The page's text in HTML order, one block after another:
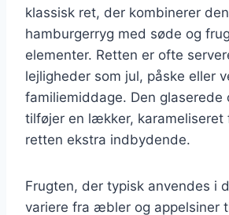
klassisk ret, der kombinerer
hamburgerryg med søde og
elementer. Retten er ofte
lejligheder som jul, påske eller
familiemiddage. Den glaserede
tilføjer en lækker, karameliseret
retten ekstra indbydende.
Frugten, der typisk anvendes i
variere fra æbler og appelsiner